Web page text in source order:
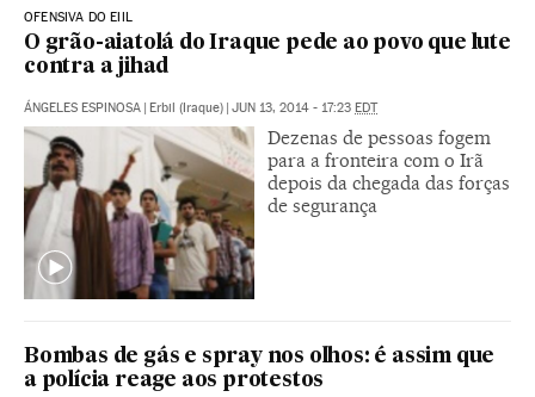
OFENSIVA DO EIIL
O grão-aiatolá do Iraque pede ao povo que lute
contra a jihad
ÁNGELES ESPINOSA | Erbil (Iraque) | JUN 13, 2014 - 17:23 EDT
Dezenas de pessoas fogem
para a fronteira com o Irã
depois da chegada das forças
de segurança
Bombas de gás e spray nos olhos: é assim que
a polícia reage aos protestos